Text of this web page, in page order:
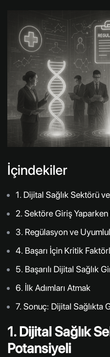
İçindekiler
1. Dijital Sağlık Sektörü
2. Sektöre Giriş Yaparken
3. Regülasyon ve
4. Başarı İçin Kritik
5. Başarılı Dijital Sağlık
6. İlk Adımları Atmak
7. Sonuç: Dijital Sağlıkta
1. Dijital Sağlık
Potansiyeli